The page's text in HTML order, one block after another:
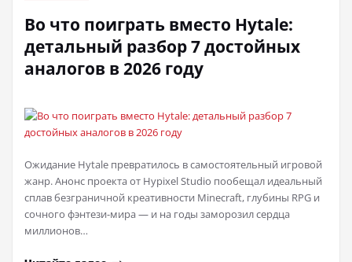
Во что поиграть вместо Hytale:
детальный разбор 7 достойных
аналогов в 2026 году
Ожидание Hytale превратилось в самостоятельный игровой
жанр. Анонс проекта от Hypixel Studio пообещал идеальный
сплав безграничной креативности Minecraft, глубины RPG и
сочного фэнтези-мира — и на годы заморозил сердца
миллионов…